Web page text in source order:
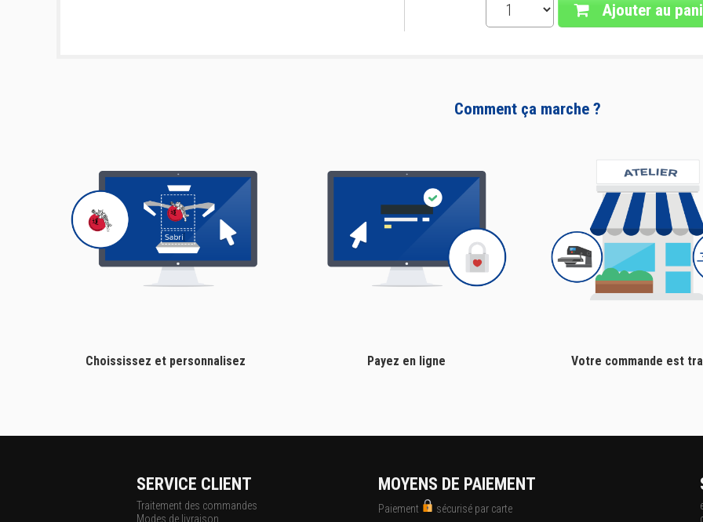
Ajouter au
Comment ça marche ?
Choississez et personnalisez Payez en ligne Votre commande est
SERVICE CLIENT
Traitement des commandes
Modes de livraison
MOYENS DE PAIEMENT
Paiement sécurisé par carte